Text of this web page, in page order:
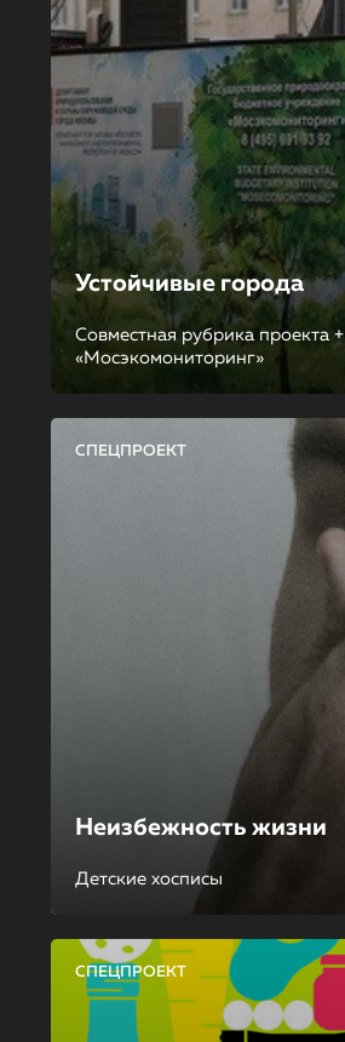
Устойчивые города
Совместная рубрика проекта
«Мосэкомониторинг»
СПЕЦПРОЕКТ
Неизбежность жизни
Детские хосписы
СПЕЦПРОЕКТ